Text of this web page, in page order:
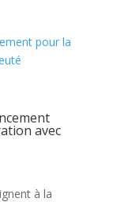
avec
à la